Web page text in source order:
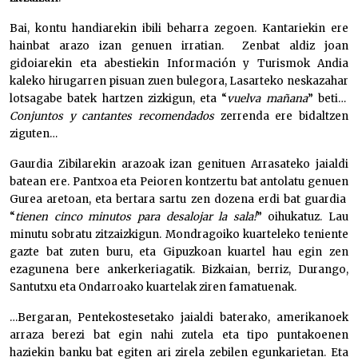
Bai, kontu handiarekin ibili beharra zegoen. Kantariekin ere
hainbat arazo izan genuen irratian. Zenbat aldiz joan
gidoiarekin eta abestiekin Información y Turismok Andia
kaleko hirugarren pisuan zuen bulegora, Lasarteko neskazahar
lotsagabe batek hartzen zizkigun, eta “vuelva mañana” beti…
Conjuntos y cantantes recomendadoszerrenda ere bidaltzen
ziguten…
Gaurdia Zibilarekin arazoak izan genituen Arrasateko jaialdi
batean ere. Pantxoa eta Peioren kontzertu bat antolatu genuen
Gurea aretoan, eta bertara sartu zen dozena erdi bat guardia
“tienen cinco minutos para desalojar la sala!” oihukatuz. Lau
minutu sobratu zitzaizkigun. Mondragoiko kuarteleko teniente
gazte bat zuten buru, eta Gipuzkoan kuartel hau egin zen
ezagunena bere ankerkeriagatik. Bizkaian, berriz, Durango,
Santutxu eta Ondarroako kuartelak ziren famatuenak.
…Bergaran, Pentekostesetako jaialdi baterako, amerikanoek
arraza berezi bat egin nahi zutela eta tipo puntakoenen
haziekin banku bat egiten ari zirela zebilen egunkarietan. Eta